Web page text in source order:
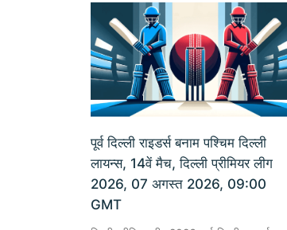
पूर्व दिल्ली राइडर्स बनाम पश्चिम दिल्ली
लायन्स, 14वें मैच, दिल्ली प्रीमियर लीग
2026, 07 अगस्त 2026, 09:00
GMT